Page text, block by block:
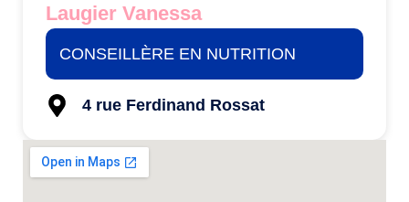
Laugier Vanessa
CONSEILLÈRE EN NUTRITION
4 rue Ferdinand Rossat